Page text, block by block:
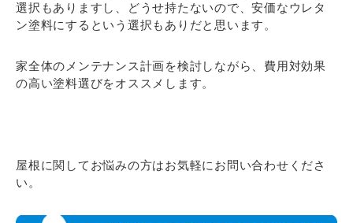
選択もありますし、どうせ持たないので、安価なウレタ
ン塗料にするという選択もありだと思います。
家全体のメンテナンス計画を検討しながら、費用対効果
の高い塗料選びをオススメします。
屋根に関してお悩みの方はお気軽にお問い合わせくださ
い。